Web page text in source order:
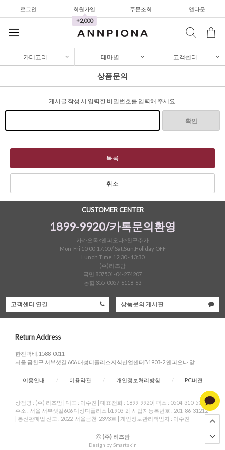
로그인
회원가입
+2,000
주문조회 앱다운
와이드팬츠
한정세일
셔츠&블라우스
가디건/니트
와이드팬츠
가디건/니트
와이드팬츠
한정세일
카테고리 테마별 고객센터
상품문의
게시글 작성 시 입력한 비밀번호를 입력해 주세요.
확인
목록
취소
CUSTOMER CENTER
1899-9920/카톡문의환영
카카오톡<앤피오나>친구추가
Mon-Fri 10:00-17:00 / Sat,Sun,Holiday OFF
Lunch Time 12:30 - 13:30
(주)리즈맘
국민 807501-04-274207
농협 355-0057-6118-63
고객센터 연결 상품문의 게시판
Return Address
한진택배:1588-0011
서울 금천구 서부샛길 606 대성디폴리스지식산업센터B1903-2 앤피오나 앞
이용안내 / 이용약관 / 개인정보처리방침 / PC버젼
상점명 : (주) 리즈맘 | 대표 : 이수진 | 대표전화 : 1899-9920 | 팩스 : 0504-310-5004
주소 : 서울 서부샛길606 대성디폴리스 b1903-2 | 사업자등록번호 : 201-86-31212
| 통신판매업 신고 : 2022-서울금천-2393호 | 개인정보관리책임자 : 이수진
ⓒ (주) 리즈맘